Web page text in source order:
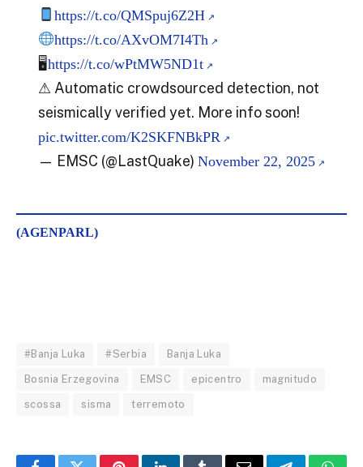
https://t.co/QMSpuj6Z2H
https://t.co/AXvOM7I4Th
🖥https://t.co/wPtMW5ND1t
⚠ Automatic crowdsourced detection, not
seismically verified yet. More info soon!
pic.twitter.com/K2SKFNBkPR
— EMSC (@LastQuake) November 22, 2025
(AGENPARL)
#Banja Luka #Serbia Banja Luka
Bosnia Erzegovina EMSC epicentro magnitudo
scossa sisma terremoto